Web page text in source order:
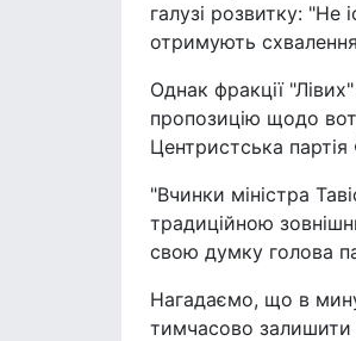
галузі розвитку: "Не
отримують
Однак фракції
пропозицію щодо
Центристська
"Вчинки міністра
традиційною
свою думку голова
Нагадаємо, що в
тимчасово